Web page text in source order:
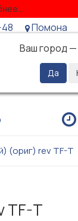
Помона
Ваш город —
Просмотренные
(ориг) rev TF-T
TF-T